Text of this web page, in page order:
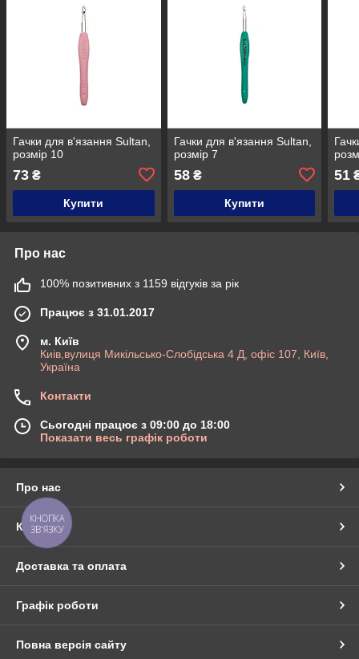
Гачки для в'язання Sultan,
розмір 10
73 ₴
Купити
Гачки для в'язання Sultan,
розмір 7
58₴
Купити
51
Про нас
100% позитивних з 1159 відгуків за рік
Працює з 31.01.2017
м. Київ
Киів,вулиця Микільсько-Слобідська 4 Д, офіс 107, Київ,
Україна
Контакти
Сьогодні працює з 09:00 до 18:00
Показати весь графік роботи
Про нас
Контакти
Доставка та оплата
Графік роботи
Повна версія сайту
КНОПКА
ЗВ'ЯЗКУ